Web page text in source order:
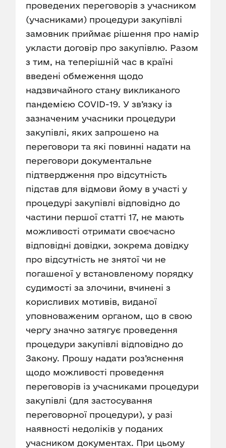
проведених переговорів з учасником
(учасниками) процедури закупівлі
замовник приймає рішення про намір
укласти договір про закупівлю. Разом
з тим, на теперішній час в країні
введені обмеження щодо
надзвичайного стану викликаного
пандемією COVID-19. У зв’язку із
зазначеним учасники процедури
закупівлі, яких запрошено на
переговори та які повинні надати на
переговори документальне
підтвердження про відсутність
підстав для відмови йому в участі у
процедурі закупівлі відповідно до
частини першої статті 17, не мають
можливості отримати своєчасно
відповідні довідки, зокрема довідку
про відсутність не знятої чи не
погашеної у встановленому порядку
судимості за злочини, вчинені з
корисливих мотивів, виданої
уповноваженим органом, що в свою
чергу значно затягує проведення
процедури закупівлі відповідно до
Закону. Прошу надати роз’яснення
щодо можливості проведення
переговорів із учасниками процедури
закупівлі (для застосування
переговорної процедури), у разі
наявності недоліків у поданих
учасником документах. При цьому